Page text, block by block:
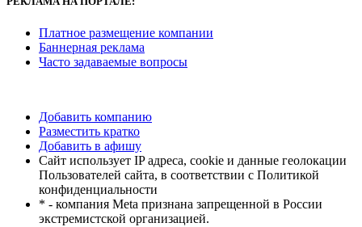
Платное размещение компании
Баннерная реклама
Часто задаваемые вопросы
Добавить компанию
Разместить кратко
Добавить в афишу
Сайт использует IP адреса, cookie и данные геолокации
Пользователей сайта, в соответствии с Политикой
конфиденциальности
* - компания Meta признана запрещенной в России
экстремистской организацией.